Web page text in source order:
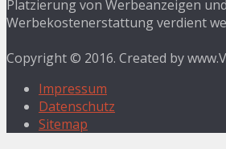
Platzierung von Werbeanzeigen
Werbekostenerstattung verdient
Copyright © 2016. Created by
Impressum
Datenschutz
Sitemap